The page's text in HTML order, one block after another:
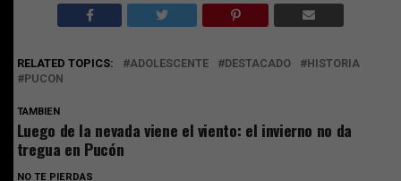
RELATED TOPICS: ADOLESCENTE DESTACADO
HISTORIA
PUCON
TAMBIEN
Luego de la nevada viene el viento: el invierno no da
tregua en Pucón
NO TE PIERDAS